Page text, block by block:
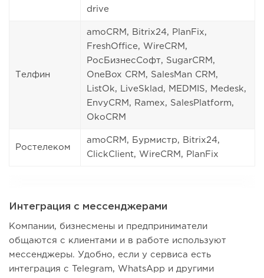
drive
Телфин
amoCRM, Bitrix24, PlanFix,
FreshOffice, WireCRM,
РосБизнесСофт, SugarCRM,
OneBox CRM, SalesMan CRM,
ListOk, LiveSklad, MEDMIS, Medesk,
EnvyCRM, Ramex, SalesPlatform,
OkoCRM
Ростелеком
amoCRM, Бурмистр, Bitrix24,
ClickClient, WireCRM, PlanFix
Интеграция с мессенджерами
Компании, бизнесмены и предприниматели
общаются с клиентами и в работе используют
мессенджеры. Удобно, если у сервиса есть
интеграция с Telegram, WhatsApp и другими